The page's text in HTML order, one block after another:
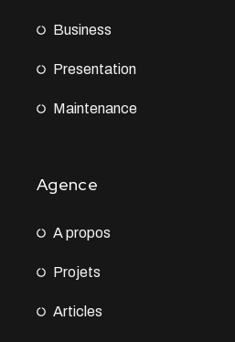
Business
Presentation
Maintenance
Agence
A propos
Projets
Articles